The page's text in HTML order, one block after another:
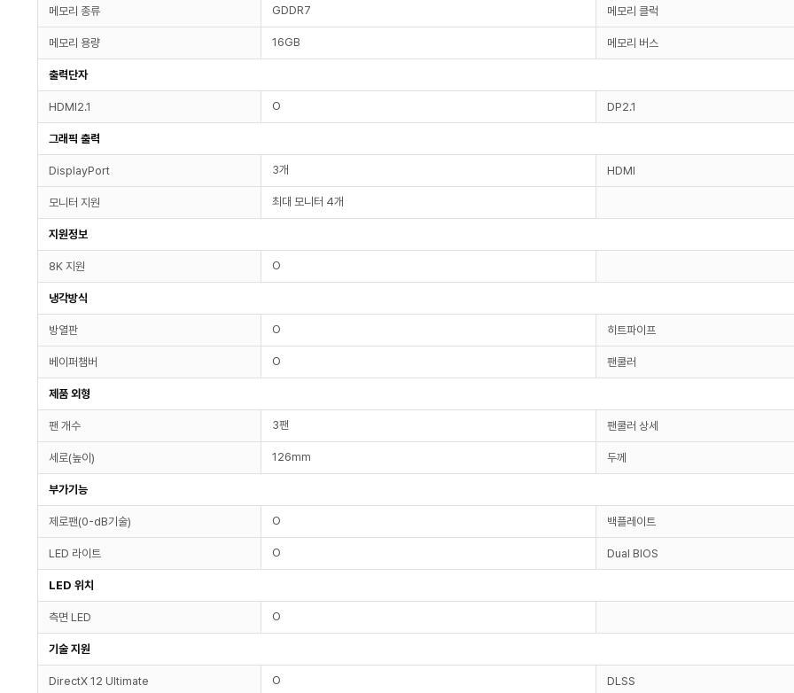
메모리 종류 GDDR7 메모리 클럭
메모리 용량 16GB 메모리 버스
출력단자
HDMI2.1 O DP2.1
그래픽 출력
DisplayPort 3개 HDMI
모니터 지원 최대 모니터 4개
지원정보
8K 지원 O
냉각방식
방열판 O 히트파이프
베이퍼챔버 O 팬쿨러
제품 외형
팬 개수 3팬 팬쿨러 상세
세로(높이) 126mm 두께
부가기능
제로팬(0-dB기술) O 백플레이트
LED 라이트 O Dual BIOS
LED 위치
측면 LED O
기술 지원
DirectX 12 Ultimate O DLSS